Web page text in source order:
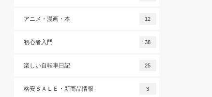
アニメ・漫画・本 12
初心者入門 38
楽しい自転車日記 25
格安ＳＡＬＥ・新商品情報 3